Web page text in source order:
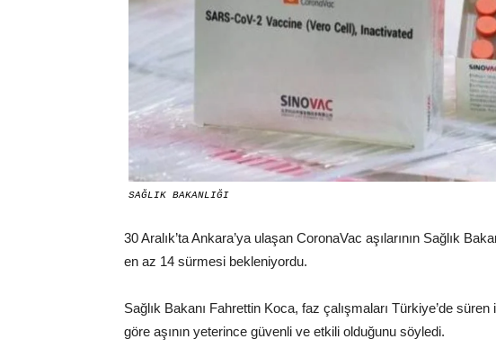
SAĞLIK BAKANLIĞI
30 Aralık’ta Ankara’ya ulaşan CoronaVac aşılarının Sağlık
en az 14 sürmesi bekleniyordu.
Sağlık Bakanı Fahrettin Koca, faz çalışmaları Türkiye’de süren
göre aşının yeterince güvenli ve etkili olduğunu söyledi.